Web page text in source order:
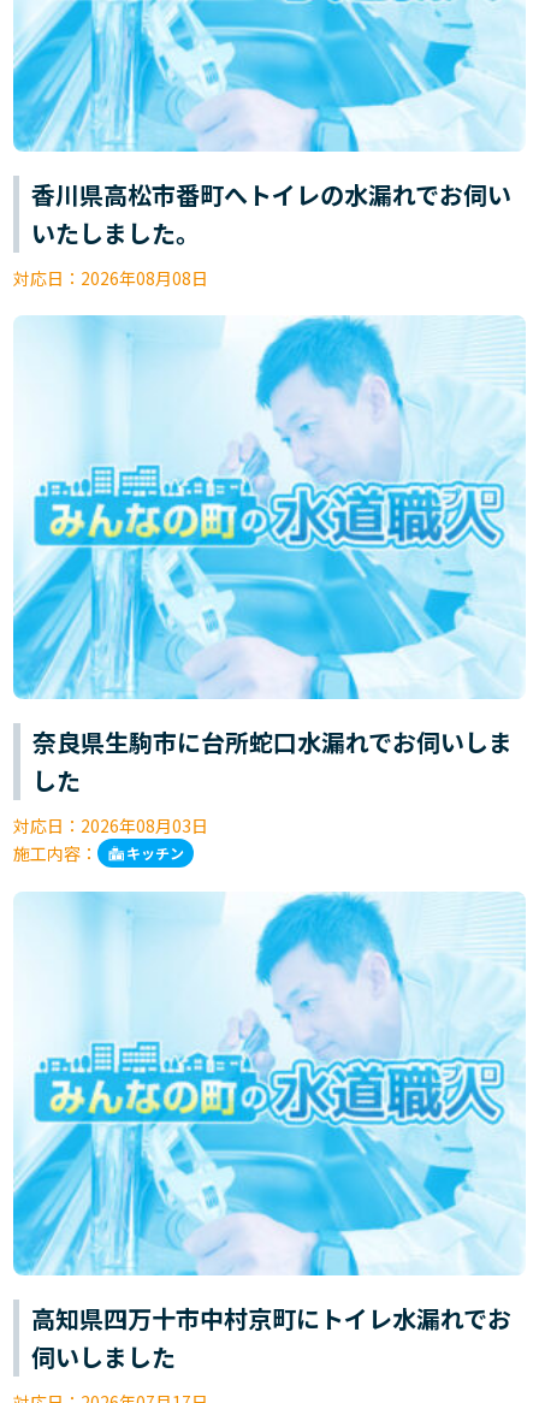
香川県高松市番町へトイレの水漏れでお伺い
いたしました。
対応日： 2026年08月08日
奈良県生駒市に台所蛇口水漏れでお伺いしま
した
対応日： 2026年08月03日
施工内容：
キッチン
高知県四万十市中村京町にトイレ水漏れでお
伺いしました